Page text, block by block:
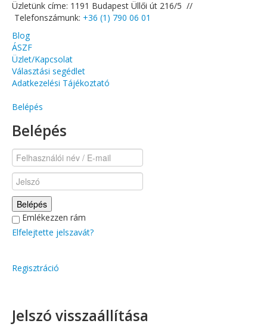
Üzletünk címe: 1191 Budapest Üllői út 216/5 //
Telefonszámunk: +36 (1) 790 06 01
Blog
ÁSZF
Üzlet/Kapcsolat
Választási segédlet
Adatkezelési Tájékoztató
Belépés
Belépés
Belépés
Emlékezzen rám
Elfelejtette jelszavát?
Regisztráció
Jelszó visszaállítása